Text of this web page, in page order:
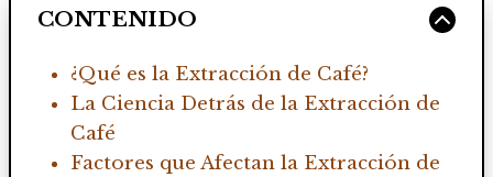
CONTENIDO
¿Qué es la Extracción de Café?
La Ciencia Detrás de la Extracción de
Café
Factores que Afectan la Extracción de